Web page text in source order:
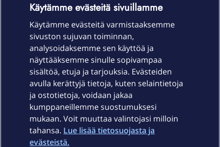
Laitteet & liittymät
Palvelut
Ajankohtaista
Käytämme evästeitä sivuillamme
Käytämme evästeitä varmistaaksemme
sivuston sujuvan toiminnan,
analysoidaksemme sen käyttöä ja
näyttääksemme sinulle sopivampaa
sisältöä, etuja ja tarjouksia. Evästeiden
avulla kerättyjä tietoja, kuten selaintietoja
ja ostotietoja, voidaan jakaa
kumppaneillemme suostumuksesi
mukaan. Voit muuttaa valintojasi milloin
tahansa. Lue lisää tietosuojasta ja
evästeistä.